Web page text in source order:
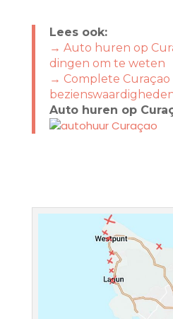
Lees ook:
→ Auto huren op
dingen om te weten
→ Complete Curaçao
Auto huren op